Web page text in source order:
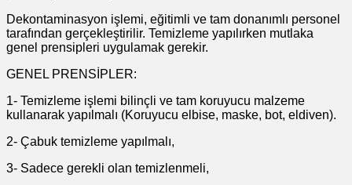
Dekontaminasyon işlemi, eğitimli ve tam donanımlı personel
tarafından gerçekleştirilir. Temizleme yapılırken mutlaka
genel prensipleri uygulamak gerekir.
GENEL PRENSİPLER:
1- Temizleme işlemi bilinçli ve tam koruyucu malzeme
kullanarak yapılmalı (Koruyucu elbise, maske, bot, eldiven).
2- Çabuk temizleme yapılmalı,
3- Sadece gerekli olan temizlenmeli,